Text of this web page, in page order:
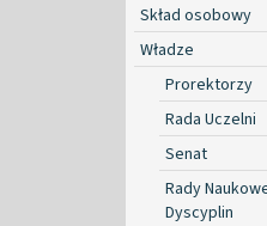
Skład osobowy
Władze
Prorektorzy
Rada Uczelni
Senat
Rady
Dyscyplin